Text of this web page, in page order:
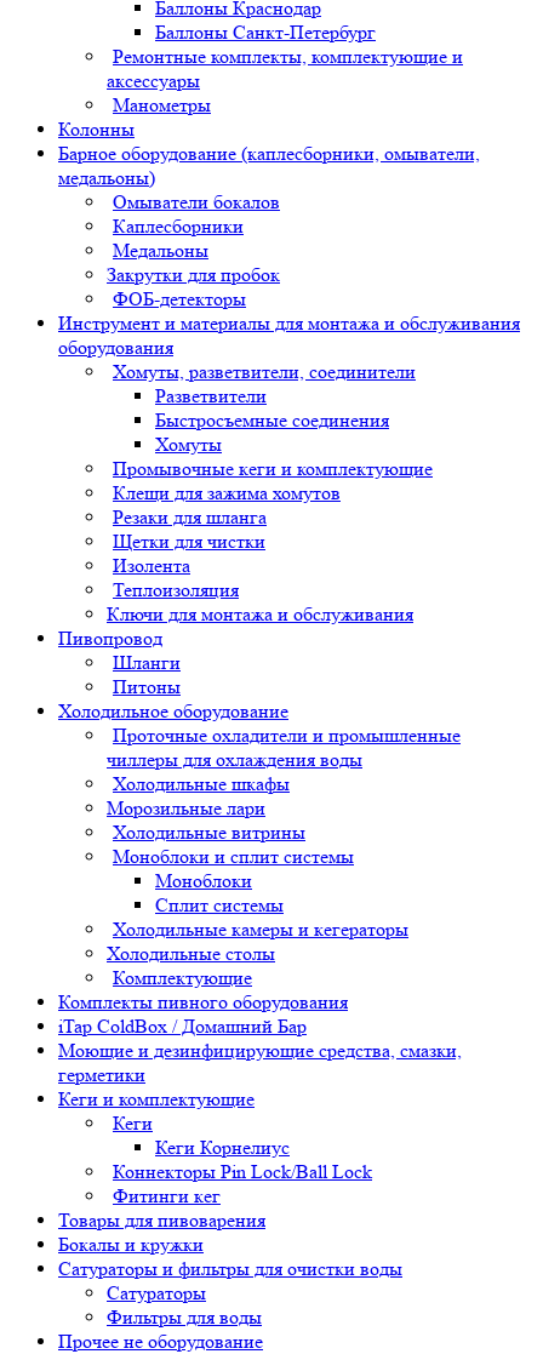
Баллоны Краснодар
Баллоны Санкт-Петербург
Ремонтные комплекты, комплектующие и
аксессуары
Манометры
Колонны
Барное оборудование (каплесборники, омыватели,
медальоны)
Омыватели бокалов
Каплесборники
Медальоны
Закрутки для пробок
ФОБ-детекторы
Инструмент и материалы для монтажа и обслуживания
оборудования
Хомуты, разветвители, соединители
Разветвители
Быстросъемные соединения
Хомуты
Промывочные кеги и комплектующие
Клещи для зажима хомутов
Резаки для шланга
Щетки для чистки
Изолента
Теплоизоляция
Ключи для монтажа и обслуживания
Пивопровод
Шланги
Питоны
Холодильное оборудование
Проточные охладители и промышленные
чиллеры для охлаждения воды
Холодильные шкафы
Морозильные лари
Холодильные витрины
Моноблоки и сплит системы
Моноблоки
Сплит системы
Холодильные камеры и кегераторы
Холодильные столы
Комплектующие
Комплекты пивного оборудования
iTap ColdBox / Домашний Бар
Моющие и дезинфицирующие средства, смазки,
герметики
Кеги и комплектующие
Кеги
Кеги Корнелиус
Коннекторы Pin Lock/Ball Lock
Фитинги кег
Товары для пивоварения
Бокалы и кружки
Сатураторы и фильтры для очистки воды
Сатураторы
Фильтры для воды
Прочее не оборудование